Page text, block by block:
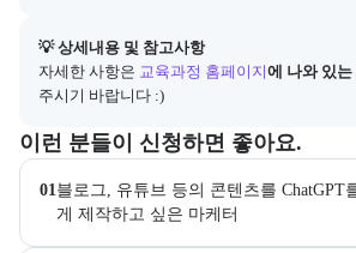
💡 상세내용 및 참고사항
아래에는 지원 절차의 상세 설명 및 참고 링크가
자세한 사항은 교육과정 홈페이지에 나와 있
주시기 바랍니다 :)
이런 분들이 신청하면 좋아요.
이 교육과정이 어떤 분들께 추천되는지 항
01블로그, 유튜브 등의 콘텐츠를 ChatGPT
게 제작하고 싶은 마케터